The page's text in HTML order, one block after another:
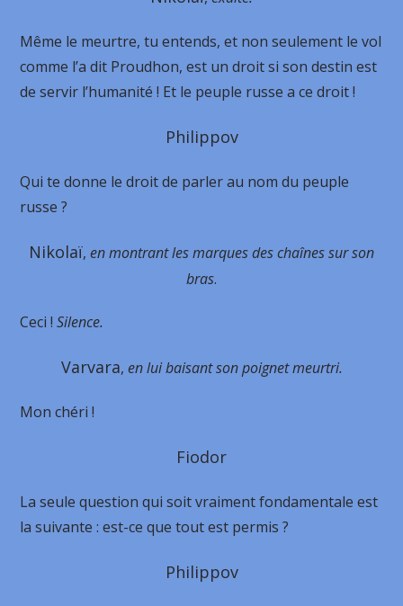
Même le meurtre, tu entends, et non seulement le vol
comme l’a dit Proudhon, est un droit si son destin est
de servir l’humanité ! Et le peuple russe a ce droit !
Philippov
Qui te donne le droit de parler au nom du peuple
russe ?
Nikolaï, en montrant les marques des chaînes sur son
bras.
Ceci !Silence.
Varvara, en lui baisant son poignet meurtri.
Mon chéri !
Fiodor
La seule question qui soit vraiment fondamentale est
la suivante : est-ce que tout est permis ?
Philippov